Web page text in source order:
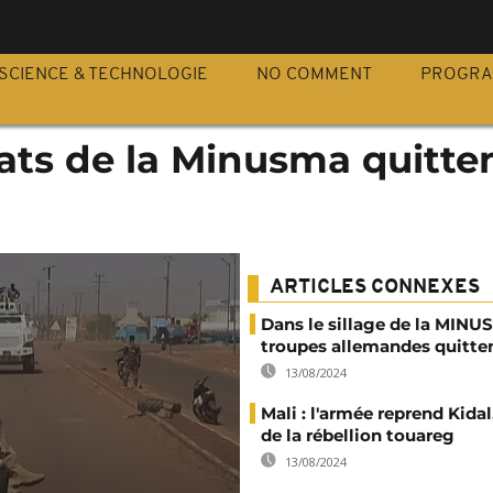
SCIENCE & TECHNOLOGIE NO COMMENT
de la Minusma
ARTICLES CONNEXES
Dans le sillage de la
troupes allemandes
13/08/2024
Mali : l'armée reprend
de la rébellion touareg
13/08/2024